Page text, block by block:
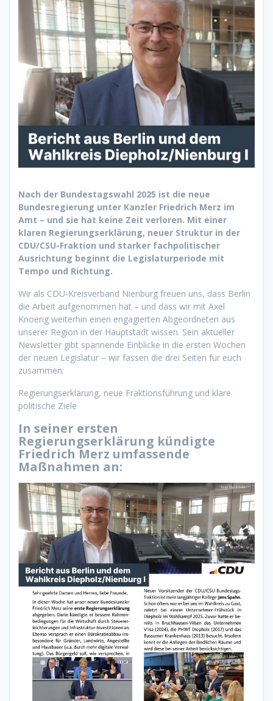
Nach der Bundestagswahl 2025 ist die neue
Bundesregierung unter Kanzler Friedrich Merz im
Amt – und sie hat keine Zeit verloren. Mit einer
klaren Regierungserklärung, neuer Struktur in der
CDU/CSU-Fraktion und starker fachpolitischer
Ausrichtung beginnt die Legislaturperiode mit
Tempo und Richtung.
Wir als CDU-Kreisverband Nienburg freuen uns, dass Berlin
die Arbeit aufgenommen hat – und dass wir mit Axel
Knoerig weiterhin einen engagierten Abgeordneten aus
unserer Region in der Hauptstadt wissen. Sein aktueller
Newsletter gibt spannende Einblicke in die ersten Wochen
der neuen Legislatur – wir fassen die drei Seiten für euch
zusammen:
Regierungserklärung, neue Fraktionsführung und klare
politische Ziele
In seiner ersten
Regierungserklärung kündigte
Friedrich Merz umfassende
Maßnahmen an: